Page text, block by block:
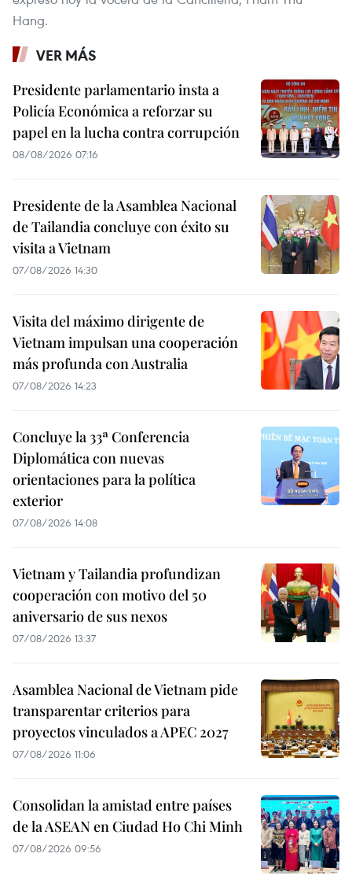
Hang.
VER MÁS
Presidente parlamentario insta a
Policía Económica a reforzar su
papel en la lucha contra corrupción
08/08/2026 07:16
Presidente de la Asamblea Nacional
de Tailandia concluye con éxito su
visita a Vietnam
07/08/2026 14:30
Visita del máximo dirigente de
Vietnam impulsan una cooperación
más profunda con Australia
07/08/2026 14:23
Concluye la 33ª Conferencia
Diplomática con nuevas
orientaciones para la política
exterior
07/08/2026 14:08
Vietnam y Tailandia profundizan
cooperación con motivo del 50
aniversario de sus nexos
07/08/2026 13:37
Asamblea Nacional de Vietnam pide
transparentar criterios para
proyectos vinculados a APEC 2027
07/08/2026 11:06
Consolidan la amistad entre países
de la ASEAN en Ciudad Ho Chi Minh
07/08/2026 09:56